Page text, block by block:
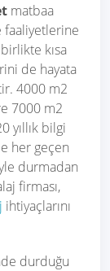
matbaa
faaliyetlerine
kısa
de hayata
4000 m2
7000 m2
yıllık bilgi
her geçen
durmadan
firması,
ihtiyaçlarını
durduğu